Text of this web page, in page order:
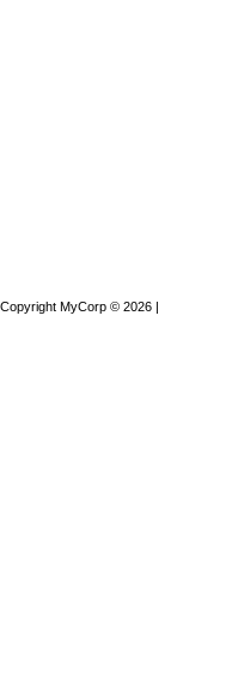
Copyright MyCorp © 2026 |